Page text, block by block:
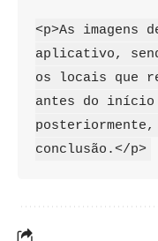
<p>As imagens
aplicativo,
os locais que
antes do início
conclusão.</p>